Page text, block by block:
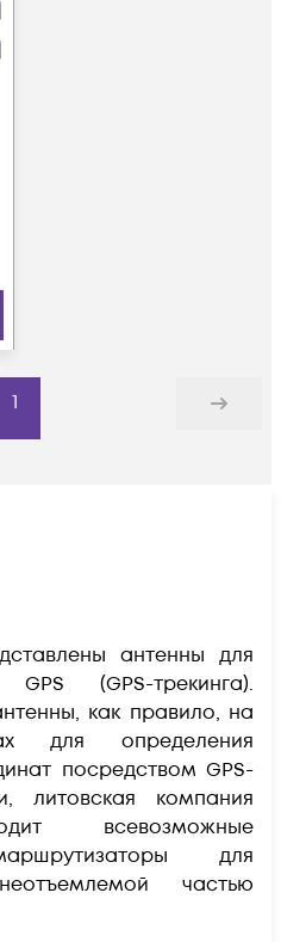
1
Дальше
антенны для
(GPS-трекинга).
как правило, на
для определения
посредством GPS-
литовская компания
всевозможные
для
частью